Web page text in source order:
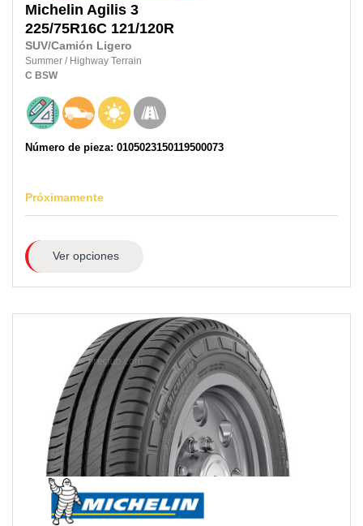
Michelin Agilis 3
225/75R16C 121/120R
SUV/Camión Ligero
Summer / Highway Terrain
C BSW
Número de pieza: 0105023150119500073
Próximamente
Ver opciones